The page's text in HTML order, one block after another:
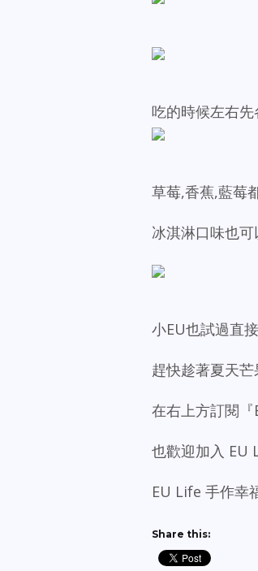
吃的時候左右
草莓,香蕉,藍莓
冰淇淋口味也
小EU也試過直
趕快趁著夏天
在右上方訂閱
也歡迎加入
EU Life 手作
Share this: